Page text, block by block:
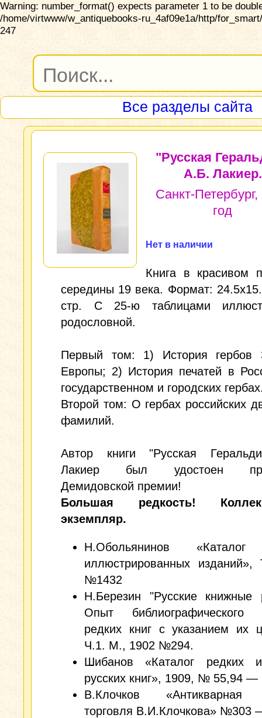
Warning: number_format() expects parameter 1 to be
/home/virtwww/w_antiquebooks-ru_4af09e1a/http/
247
Все разделы сайта
"Русская
А.Б. Лакиер.
Санкт-Петербург,
год
Нет в наличии
Книга в красивом
середины 19 века. Формат:
стр. С 25-ю таблицами
родословной.
Первый том: 1) История гербов
Европы; 2) История печатей в
государственном и городских
Второй том: О гербах российских
фамилий.
Автор книги "Русская
Лакиер был удостоен
Демидовской премии!
Большая редкость!
экземпляр.
Н.Обольянинов «Каталог
иллюстрированных изданий»,
№1432
Н.Березин "Русские книжные
Опыт библиографического
редких книг с указанием их
Ч.1. М., 1902 №294.
Шибанов «Каталог редких
русских книг», 1909, № 55,94 —
В.Клочков «Антикварная
торговля В.И.Клочкова» №303